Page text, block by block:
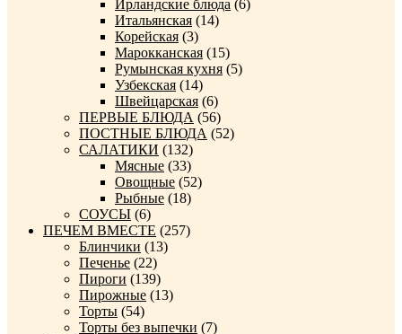
Ирландские блюда (6)
Итальянская (14)
Корейская (3)
Марокканская (15)
Румынская кухня (5)
Узбекская (14)
Швейцарская (6)
ПЕРВЫЕ БЛЮДА (56)
ПОСТНЫЕ БЛЮДА (52)
САЛАТИКИ (132)
Мясные (33)
Овощные (52)
Рыбные (18)
СОУСЫ (6)
ПЕЧЕМ ВМЕСТЕ (257)
Блинчики (13)
Печенье (22)
Пироги (139)
Пирожные (13)
Торты (54)
Торты без выпечки (7)